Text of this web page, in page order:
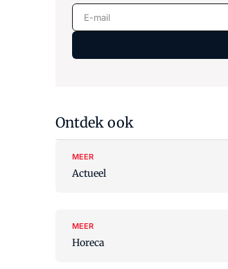
E-mail
Ontdek ook
MEER
Actueel
MEER
Horeca